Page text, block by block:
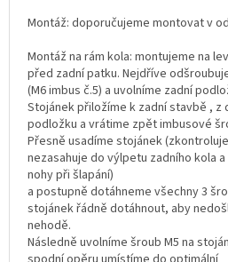
Montáž: doporučujeme montovat v
Montáž na rám kola: montujeme na
před zadní patku. Nejdříve
(M6 imbus č.5) a uvolníme zadní
Stojánek přiložíme k zadní stavbě , z
podložku a vrátime zpět imbusové
Přesně usadíme stojánek
nezasahuje do výlpetu zadního kola
nohy při šlapání)
a postupně dotáhneme všechny 3
stojánek řádně dotáhnout, aby
nehodě.
Následně uvolníme šroub M5 na